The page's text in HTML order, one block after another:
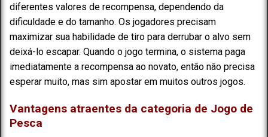
diferentes valores de recompensa, dependendo da
dificuldade e do tamanho. Os jogadores precisam
maximizar sua habilidade de tiro para derrubar o alvo sem
deixá-lo escapar. Quando o jogo termina, o sistema paga
imediatamente a recompensa ao novato, então não precisa
esperar muito, mas sim apostar em muitos outros jogos.
Vantagens atraentes da categoria de Jogo de
Pesca